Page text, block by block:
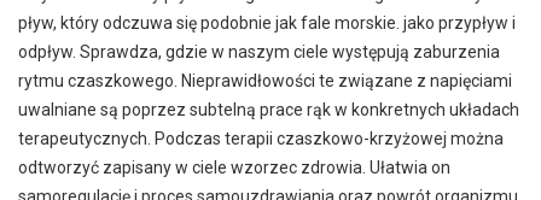
pływ, który odczuwa się podobnie jak fale morskie. jako przypływ i
odpływ. Sprawdza, gdzie w naszym ciele występują zaburzenia
rytmu czaszkowego. Nieprawidłowości te związane z napięciami
uwalniane są poprzez subtelną prace rąk w konkretnych układach
terapeutycznych. Podczas terapii czaszkowo-krzyżowej można
odtworzyć zapisany w ciele wzorzec zdrowia. Ułatwia on